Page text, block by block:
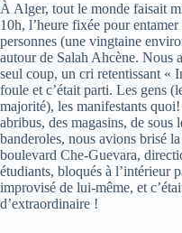
À Alger, tout le monde faisait
10h, l’heure fixée pour
personnes (une vingtaine
autour de Salah Ahcène. Nous
seul coup, un cri retentissant «
foule et c’était parti. Les gens
majorité), les manifestants
abribus, des magasins, de sous
banderoles, nous avions brisé
boulevard Che-Guevara,
étudiants, bloqués à l’intérieur
improvisé de lui-même, et
d’extraordinaire !